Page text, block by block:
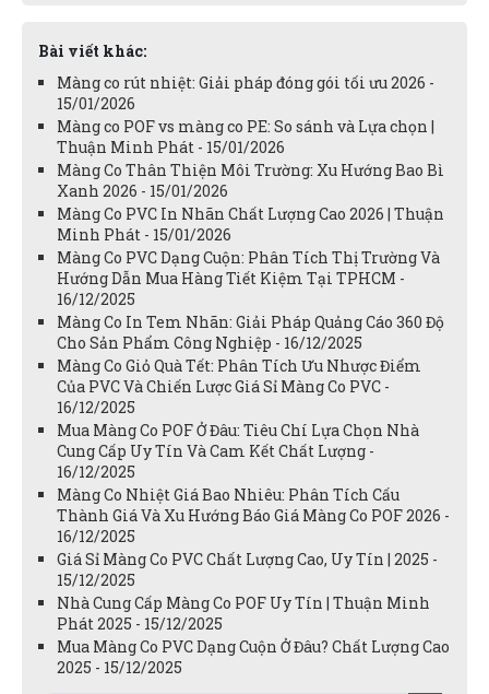
Bài viết khác:
Màng co rút nhiệt: Giải pháp đóng gói tối ưu 2026 -
15/01/2026
Màng co POF vs màng co PE: So sánh và Lựa chọn |
Thuận Minh Phát - 15/01/2026
Màng Co Thân Thiện Môi Trường: Xu Hướng Bao Bì
Xanh 2026 - 15/01/2026
Màng Co PVC In Nhãn Chất Lượng Cao 2026 | Thuận
Minh Phát - 15/01/2026
Màng Co PVC Dạng Cuộn: Phân Tích Thị Trường Và
Hướng Dẫn Mua Hàng Tiết Kiệm Tại TPHCM -
16/12/2025
Màng Co In Tem Nhãn: Giải Pháp Quảng Cáo 360 Độ
Cho Sản Phẩm Công Nghiệp - 16/12/2025
Màng Co Giỏ Quà Tết: Phân Tích Ưu Nhược Điểm
Của PVC Và Chiến Lược Giá Sỉ Màng Co PVC -
16/12/2025
Mua Màng Co POF Ở Đâu: Tiêu Chí Lựa Chọn Nhà
Cung Cấp Uy Tín Và Cam Kết Chất Lượng -
16/12/2025
Màng Co Nhiệt Giá Bao Nhiêu: Phân Tích Cấu
Thành Giá Và Xu Hướng Báo Giá Màng Co POF 2026 -
16/12/2025
Giá Sỉ Màng Co PVC Chất Lượng Cao, Uy Tín | 2025 -
15/12/2025
Nhà Cung Cấp Màng Co POF Uy Tín | Thuận Minh
Phát 2025 - 15/12/2025
Mua Màng Co PVC Dạng Cuộn Ở Đâu? Chất Lượng Cao
2025 - 15/12/2025